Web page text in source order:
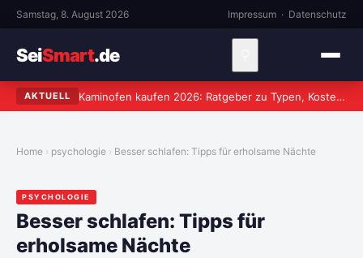
Samstag, 8. August 2026 Impressum · Datenschutz
SeiSmart.de
AKTUELL Kaminofen kaufen 2026: Ratgeber zu Typen, Kosten und worauf wirklich zu achten ist
Home psychologie Besser schlafen: Tipps für erholsame Nächte
PSYCHOLOGIE
Besser schlafen: Tipps für
erholsame Nächte